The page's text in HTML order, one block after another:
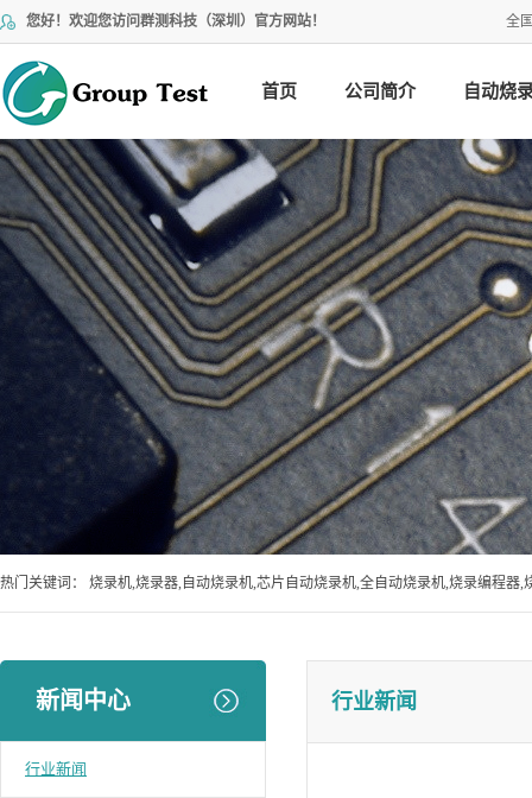
您好！欢迎您访问群测科技（深圳）官方网站！ 全
首页 公司简介 自动烧
热门关键词： 烧录机,烧录器,自动烧录机,芯片自动烧录机,全自动烧录机,烧录编程器,
新闻中心
行业新闻
行业新闻